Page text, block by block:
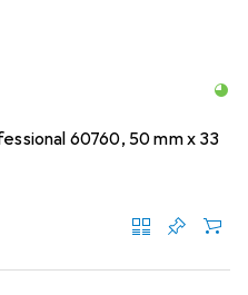
60760, 50 mm x 33